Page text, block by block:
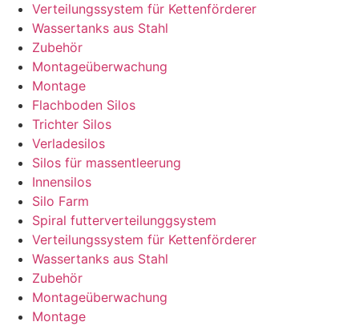
Verteilungssystem für Kettenförderer
Wassertanks aus Stahl
Zubehör
Montageüberwachung
Montage
Flachboden Silos
Trichter Silos
Verladesilos
Silos für massentleerung
Innensilos
Silo Farm
Spiral futterverteilunggsystem
Verteilungssystem für Kettenförderer
Wassertanks aus Stahl
Zubehör
Montageüberwachung
Montage